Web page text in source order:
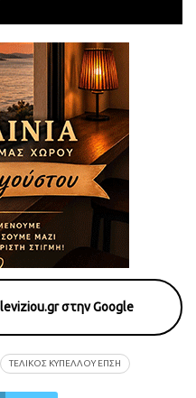
στην Google
ΤΕΛΙΚΟΣ ΚΥΠΕΛΛΟΥ ΕΠΣΗ